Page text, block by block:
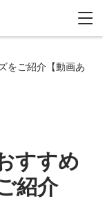
をご紹介【動画あ
すすめ
紹介